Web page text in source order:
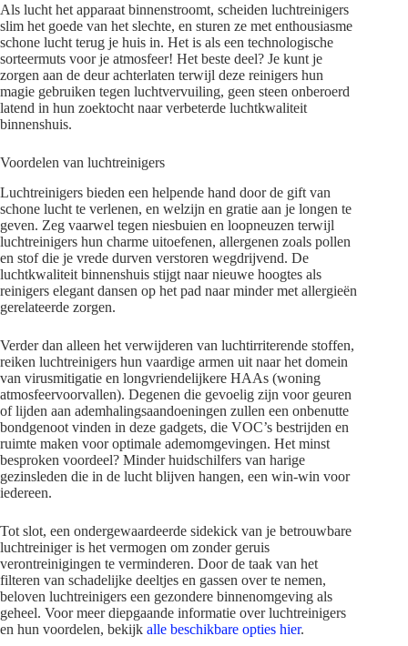
Als lucht het apparaat binnenstroomt, scheiden luchtreinigers
slim het goede van het slechte, en sturen ze met enthousiasme
schone lucht terug je huis in. Het is als een technologische
sorteermuts voor je atmosfeer! Het beste deel? Je kunt je
zorgen aan de deur achterlaten terwijl deze reinigers hun
magie gebruiken tegen luchtvervuiling, geen steen onberoerd
latend in hun zoektocht naar verbeterde luchtkwaliteit
binnenshuis.
Voordelen van luchtreinigers
Luchtreinigers bieden een helpende hand door de gift van
schone lucht te verlenen, en welzijn en gratie aan je longen te
geven. Zeg vaarwel tegen niesbuien en loopneuzen terwijl
luchtreinigers hun charme uitoefenen, allergenen zoals pollen
en stof die je vrede durven verstoren wegdrijvend. De
luchtkwaliteit binnenshuis stijgt naar nieuwe hoogtes als
reinigers elegant dansen op het pad naar minder met allergieën
gerelateerde zorgen.
Verder dan alleen het verwijderen van luchtirriterende stoffen,
reiken luchtreinigers hun vaardige armen uit naar het domein
van virusmitigatie en longvriendelijkere HAAs (woning
atmosfeervoorvallen). Degenen die gevoelig zijn voor geuren
of lijden aan ademhalingsaandoeningen zullen een onbenutte
bondgenoot vinden in deze gadgets, die VOC’s bestrijden en
ruimte maken voor optimale ademomgevingen. Het minst
besproken voordeel? Minder huidschilfers van harige
gezinsleden die in de lucht blijven hangen, een win-win voor
iedereen.
Tot slot, een ondergewaardeerde sidekick van je betrouwbare
luchtreiniger is het vermogen om zonder geruis
verontreinigingen te verminderen. Door de taak van het
filteren van schadelijke deeltjes en gassen over te nemen,
beloven luchtreinigers een gezondere binnenomgeving als
geheel. Voor meer diepgaande informatie over luchtreinigers
en hun voordelen, bekijk alle beschikbare opties hier.